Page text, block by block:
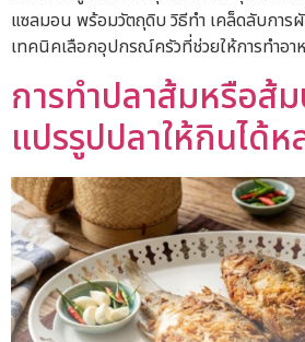
แซลมอน พร้อมวัตถุดิบ วิธีทำ เคล็ดลับการ
เทคนิคเลือกอุปกรณ์ครัวที่ช่วยให้การทำอา
การทำปลาส้มหรือส้
แปรรูปปลาให้กินได้